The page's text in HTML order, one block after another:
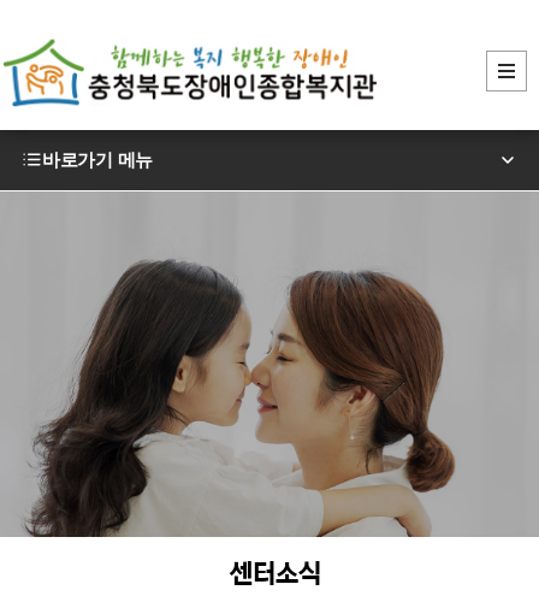
바로가기 메뉴
장애인의 복지증진센터소식